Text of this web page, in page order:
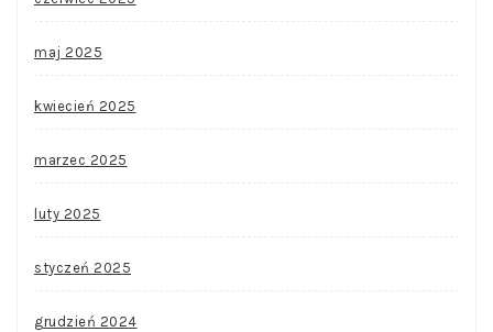
maj 2025
kwiecień 2025
marzec 2025
luty 2025
styczeń 2025
grudzień 2024